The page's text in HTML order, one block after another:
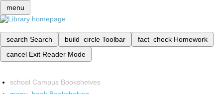
menu
search Search build_circle Toolbar fact_check Homework
cancel Exit Reader Mode
school Campus Bookshelves